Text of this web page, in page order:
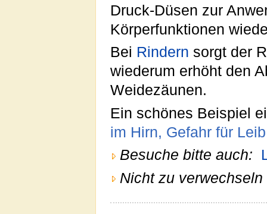
Druck-Düsen zur
Körperfunktionen
Bei Rindern sorgt der
wiederum erhöht den
Weidezäunen.
Ein schönes Beispiel
im Hirn, Gefahr für
Besuche bitte auch:
Nicht zu verwechseln